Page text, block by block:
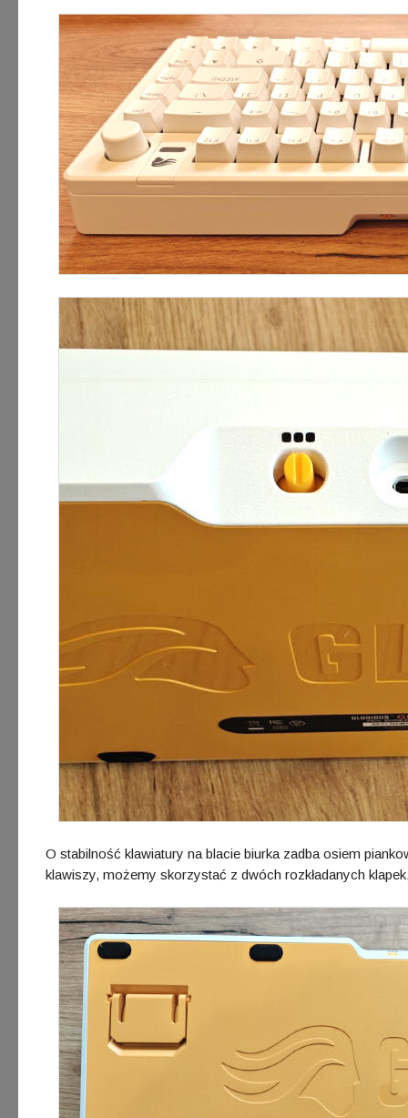
O stabilność klawiatury na blacie biurka zadba osiem
klawiszy, możemy skorzystać z dwóch rozkładanych